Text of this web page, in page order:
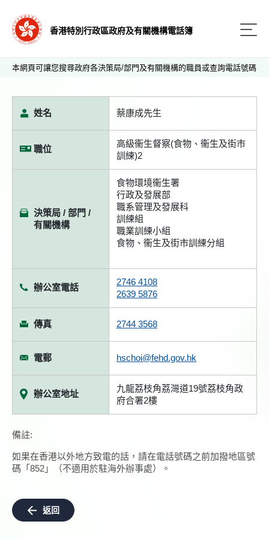
香港特別行政區政府及有關機構電話簿
本網頁可讓您搜尋政府各決策局/部門及有關機構的職員或查詢電話號碼
姓名 蔡康成先生
職位
高級衞生督察(食物、衞生及街市
訓練)2
決策局 / 部門 /
有關機構
食物環境衞生署
行政及發展部
職系管理及發展科
訓練組
職業訓練小組
食物、衞生及街市訓練分組
辦公室電話
2746 4108
2639 5876
傳真 2744 3568
電郵 hschoi@fehd.gov.hk
辦公室地址
九龍荔枝角荔灣道19號荔枝角政
府合署2樓
備註:
如果在香港以外地方致電的話，請在電話號碼之前加撥地區號
碼「852」（不適用於駐海外辦事處）。
返回